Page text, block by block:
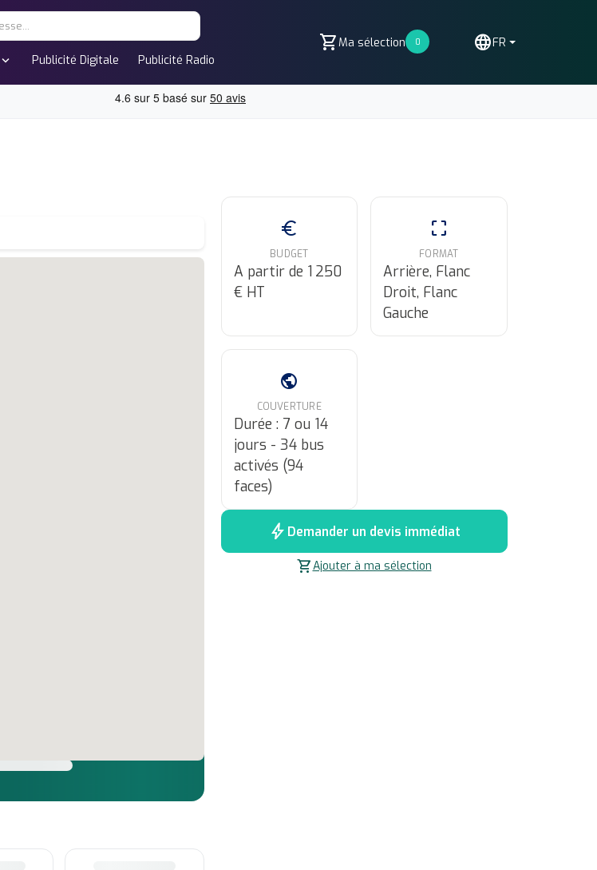
expand_more Publicité Digitale Publicité Radio
shopping_cartMa sélection 0 languageFR
euro
BUDGET
A partir de 1 250
€ HT
crop_free
FORMAT
Arrière, Flanc
Droit, Flanc
Gauche
public
COUVERTURE
Durée : 7 ou 14
jours - 34 bus
activés (94
faces)
bolt Demander un devis immédiat
shopping_cartAjouter à ma sélection